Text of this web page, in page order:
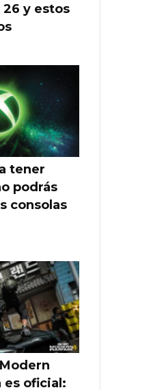
26 y estos
tener
podrás
consolas
es oficial: